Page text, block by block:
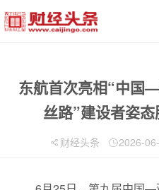
东航首次亮相“中国
丝路”建设者姿
财经头条 2026-